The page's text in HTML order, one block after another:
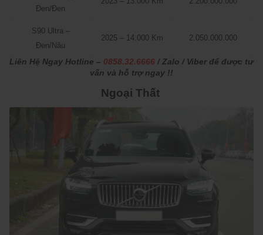
Đen/Đen
S90 Ultra –
Đen/Nâu
2025 – 14.000 Km 2.050.000.000
Liên Hệ Ngay Hotline – 0858.32.6666 / Zalo / Viber để được tư
vấn và hỗ trợ ngay !!
Ngoại Thất